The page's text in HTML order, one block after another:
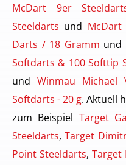
McDart 9er
Steeldarts und
Darts / 18 Gramm und
Softdarts & 100 Softtip
und Winmau Michael
Softdarts - 20 g. Aktuell
zum Beispiel Target
Steeldarts,Target
Point Steeldarts, Target